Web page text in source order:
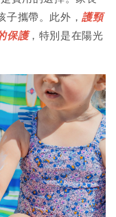
子攜帶。此外，護頸
保護，特別是在陽光